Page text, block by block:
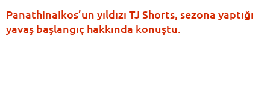
Panathinaikos’un yıldızı TJ Shorts, sezona yaptığı
yavaş başlangıç hakkında konuştu.